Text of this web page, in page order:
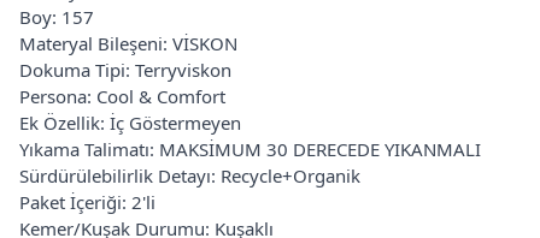
Boy: 157
Materyal Bileşeni: VİSKON
Dokuma Tipi: Terryviskon
Persona: Cool & Comfort
Ek Özellik: İç Göstermeyen
Yıkama Talimatı: MAKSİMUM 30 DERECEDE YIKANMALI
Sürdürülebilirlik Detayı: Recycle+Organik
Paket İçeriği: 2'li
Kemer/Kuşak Durumu: Kuşaklı